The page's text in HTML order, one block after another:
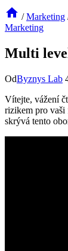
/ Marketing
Marketing
Multi
OdByznys Lab
Vítejte,⁣ vážení
rizikem pro vaši
skrývá tento